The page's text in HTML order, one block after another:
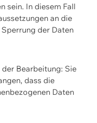
sein. In diesem Fall
an die
der Daten
Bearbeitung: Sie
dass die
Daten